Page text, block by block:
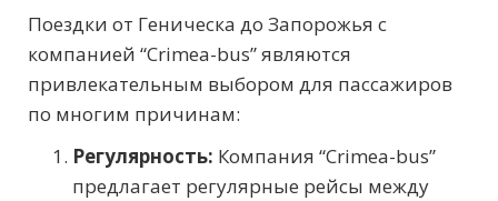
Поездки от Геническа до Запорожья с
компанией “Crimea-bus” являются
привлекательным выбором для пассажиров
по многим причинам:
Регулярность: Компания “Crimea-bus”
предлагает регулярные рейсы между